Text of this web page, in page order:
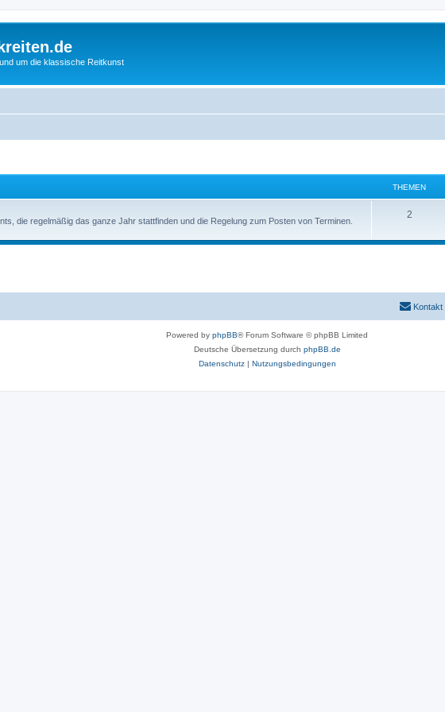
um die klassische Reitkunst
THEMEN
die regelmäßig das ganze Jahr stattfinden und die Regelung zum Posten von Terminen.
2T
e
Kontakt
Powered by phpBB® Forum Software © phpBB Limited
Deutsche Übersetzung durch phpBB.de
Datenschutz| Nutzungsbedingungen